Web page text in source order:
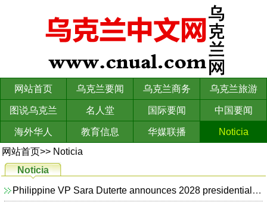
网站首页 乌克兰要闻 乌克兰商务 乌克兰旅游
图说乌克兰 名人堂 国际要闻 中国要闻
海外华人 教育信息 华媒联播
Noticia
网站首页>> Noticia
Noticia
Philippine VP Sara Duterte announces 2028 presidential bid